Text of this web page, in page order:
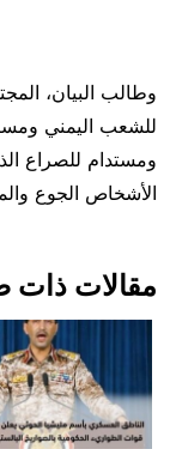
وطالب البيان،
للشعب اليمني
ومستدام للصراع
الأشخاص الجوع
مقالات ذات